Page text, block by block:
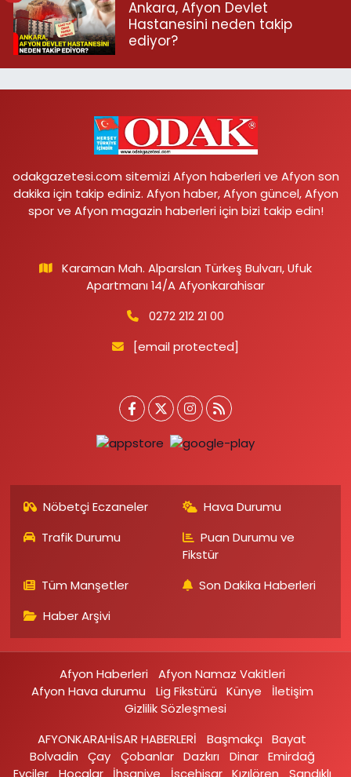
Ankara, Afyon Devlet
Hastanesini neden takip
ediyor?
odakgazetesi.com sitemizi Afyon haberleri ve Afyon son
dakika için takip ediniz. Afyon haber, Afyon güncel, Afyon
spor ve Afyon magazin haberleri için bizi takip edin!
Karaman Mah. Alparslan Türkeş Bulvarı, Ufuk
Apartmanı 14/A Afyonkarahisar
0272 212 21 00
[email protected]
Nöbetçi Eczaneler
Hava Durumu
Trafik Durumu
Puan Durumu ve
Fikstür
Tüm Manşetler
Son Dakika Haberleri
Haber Arşivi
Afyon Haberleri
Afyon Namaz Vakitleri
Afyon Hava durumu
Lig Fikstürü Künye
İletişim
Gizlilik Sözleşmesi
AFYONKARAHİSAR HABERLERİ
Başmakçı
Bayat
Bolvadin
Çay Çobanlar Dazkırı Dinar Emirdağ‎
Evciler‎
Hocalar İhsaniye‎ İscehisar Kızılören‎ Sandıklı‎